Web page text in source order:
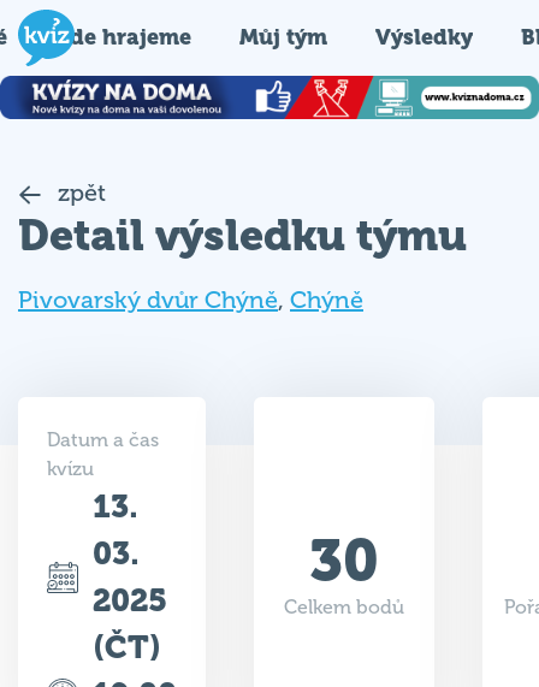
Kde hrajeme Můj tým Výsledky
zpět
Detail výsledku týmu
Pivovarský dvůr Chýně, Chýně
Datum a čas
kvízu
13.
03.
2025
(ČT)
30
Celkem bodů